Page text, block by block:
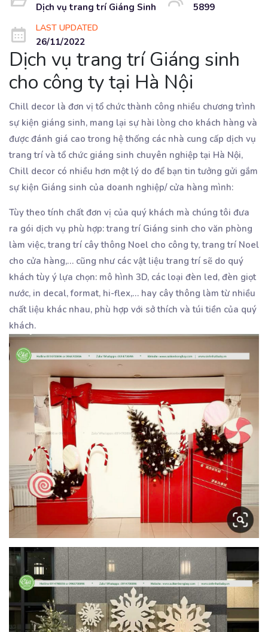
Dịch vụ trang trí Giáng Sinh 5899
LAST UPDATED
26/11/2022
Dịch vụ trang trí Giáng sinh
cho công ty tại Hà Nội
Chill decor là đơn vị tổ chức thành công nhiều chương trình
sự kiện giáng sinh, mang lại sự hài lòng cho khách hàng và
được đánh giá cao trong hệ thống các nhà cung cấp dịch vụ
trang trí và tổ chức giáng sinh chuyên nghiệp tại Hà Nội,
Chill decor có nhiều hơn một lý do để bạn tin tưởng gửi gắm
sự kiện Giáng sinh của doanh nghiệp/ cửa hàng mình:
Tùy theo tính chất đơn vị của quý khách mà chúng tôi đưa
ra gói dịch vụ phù hợp: trang trí Giáng sinh cho văn phòng
làm việc, trang trí cây thông Noel cho công ty, trang trí Noel
cho cửa hàng,… cũng như các vật liệu trang trí sẽ do quý
khách tùy ý lựa chọn: mô hình 3D, các loại đèn led, đèn giọt
nước, in decal, format, hi-flex,… hay cây thông làm từ nhiều
chất liệu khác nhau, phù hợp với sở thích và túi tiền của quý
khách.